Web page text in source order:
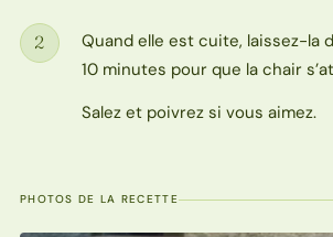
Étape
2
Quand elle est cuite, laissez-la
10 minutes pour que la chair
Salez et poivrez si vous aimez.
PHOTOS DE LA RECETTE